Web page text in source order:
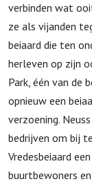
verbinden wat
ze als vijanden
beiaard die ten
herleven op zijn
Park, één van de
opnieuw een
verzoening.
bedrijven om bij
Vredesbeiaard
buurtbewoners